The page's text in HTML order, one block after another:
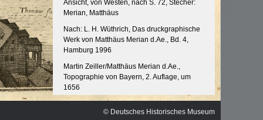
Ansicht, von Westen, nach S. 72, Stecher:
Merian, Matthäus
Nach: L. H. Wüthrich, Das druckgraphische
Werk von Matthäus Merian d.Ae., Bd. 4,
Hamburg 1996
Martin Zeiller/Matthäus Merian d.Ae.,
Topographie von Bayern, 2. Auflage, um
1656
© Deutsches Historisches Museum
© Deutsches Historisches Museum